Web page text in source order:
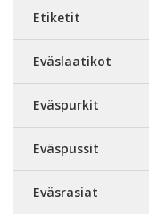
Etiketit
Eväslaatikot
Eväspurkit
Eväspussit
Eväsrasiat